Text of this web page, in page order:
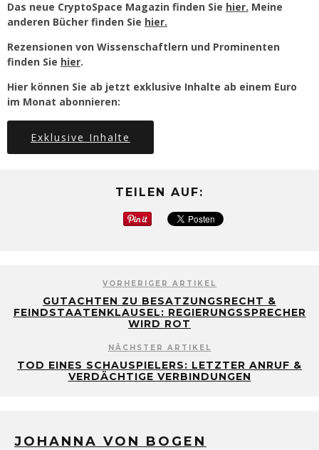
Das neue CryptoSpace Magazin finden Sie hier. Meine
anderen Bücher finden Sie hier.
Rezensionen von Wissenschaftlern und Prominenten
finden Sie hier.
Hier können Sie ab jetzt exklusive Inhalte ab einem Euro
im Monat abonnieren:
Exklusive Inhalte
TEILEN AUF:
VORHERIGER ARTIKEL
GUTACHTEN ZU BESATZUNGSRECHT &
FEINDSTAATENKLAUSEL: REGIERUNGSSPRECHER
WIRD ROT
NÄCHSTER ARTIKEL
TOD EINES SCHAUSPIELERS: LETZTER ANRUF &
VERDÄCHTIGE VERBINDUNGEN
JOHANNA VON BOGEN